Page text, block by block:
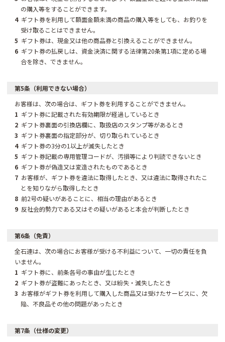
の購入等をすることができます。
4ギフト券を利用して額面金額未満の商品の購入等をしても、お釣りを
受け取ることはできません。
5 ギフト券は、現金又は他の商品券と引換えることができません。
6 ギフト券の払戻しは、資金決済に関する法律第20条第1項に定める場
合を除き、できません。
第5条（利用できない場合）
お客様は、次の場合は、ギフト券を利用することができません。
1 ギフト券に記載された有効期限が経過しているとき
2 ギフト券裏面の引換店欄に、取扱店のスタンプ等があるとき
3 ギフト券裏面の指定部分が、切り取られているとき
4ギフト券の3分の1以上が滅失したとき
5 ギフト券記載の専用管理コードが、汚損等により判読できないとき
6 ギフト券が偽造又は変造されたものであるとき
7 お客様が、ギフト券を違法に取得したとき、又は違法に取得されたこ
とを知りながら取得したとき
8 前2号の疑いがあることに、相当の理由があるとき
9 反社会的勢力である又はその疑いがあると本会が判断したとき
第6条（免責）
全石連は、次の場合にお客様が受ける不利益について、一切の責任を負
いません。
1 ギフト券に、前条各号の事由が生じたとき
2 ギフト券が盗難にあったとき、又は紛失・滅失したとき
3 お客様がギフト券を利用して購入した商品又は受けたサービスに、欠
陥、不良品その他の問題があったとき
第7条（仕様の変更）